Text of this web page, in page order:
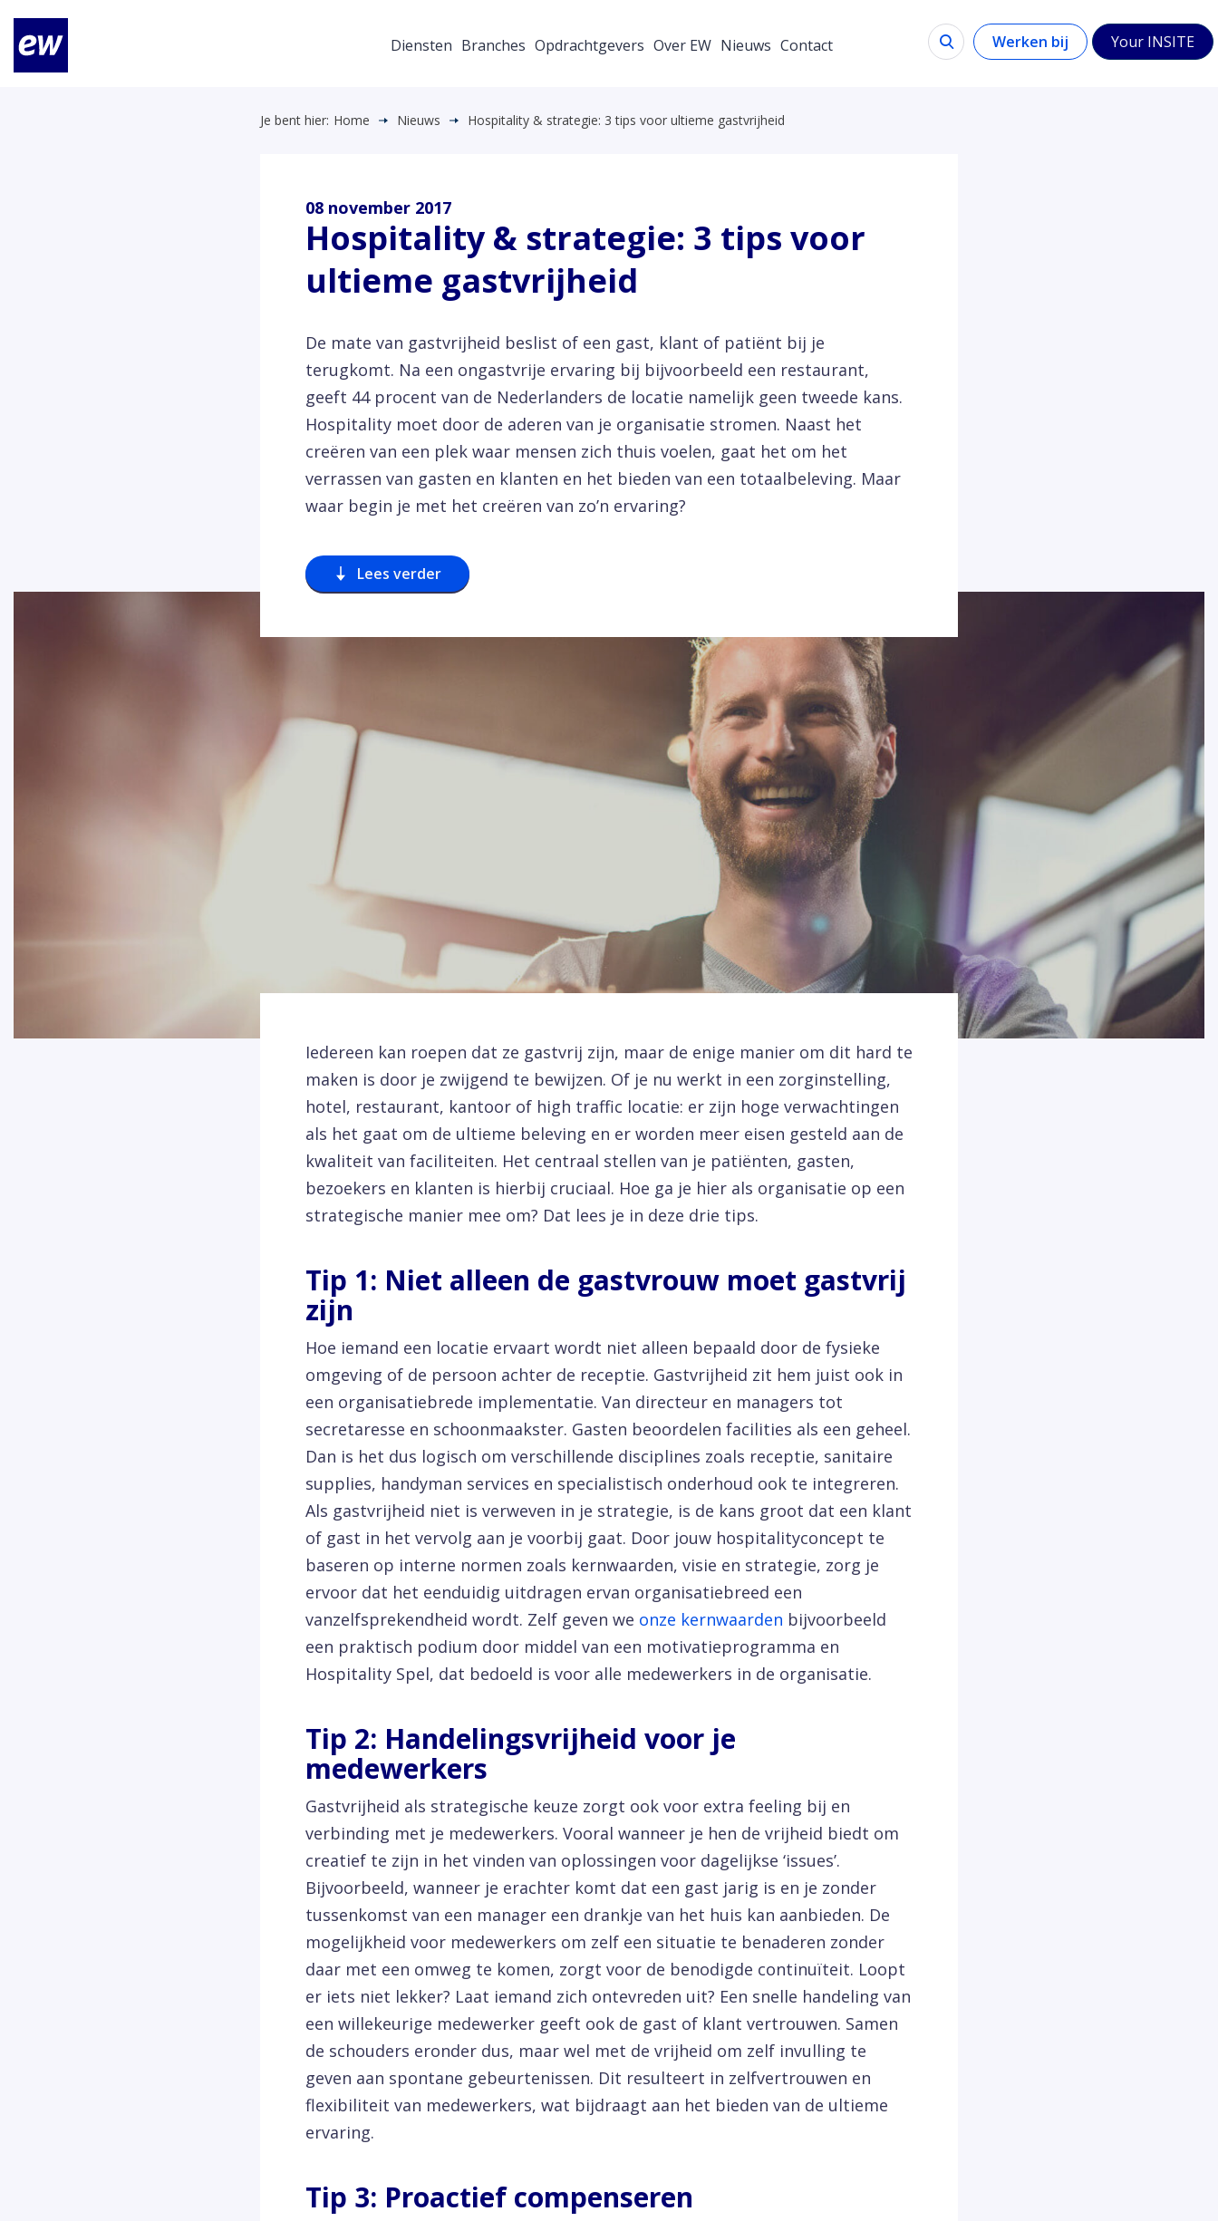
Diensten Branches Opdrachtgevers Over EW Nieuws Contact Werken bij Your INSITE
Je bent hier: Home Nieuws Hospitality & strategie: 3 tips voor ultieme gastvrijheid
08 november 2017
Hospitality & strategie: 3 tips voor
ultieme gastvrijheid
De mate van gastvrijheid beslist of een gast, klant of patiënt bij je
terugkomt. Na een ongastvrije ervaring bij bijvoorbeeld een restaurant,
geeft 44 procent van de Nederlanders de locatie namelijk geen tweede kans.
Hospitality moet door de aderen van je organisatie stromen. Naast het
creëren van een plek waar mensen zich thuis voelen, gaat het om het
verrassen van gasten en klanten en het bieden van een totaalbeleving. Maar
waar begin je met het creëren van zo’n ervaring?
Lees verder
Iedereen kan roepen dat ze gastvrij zijn, maar de enige manier om dit hard te
maken is door je zwijgend te bewijzen. Of je nu werkt in een zorginstelling,
hotel, restaurant, kantoor of high traffic locatie: er zijn hoge verwachtingen
als het gaat om de ultieme beleving en er worden meer eisen gesteld aan de
kwaliteit van faciliteiten. Het centraal stellen van je patiënten, gasten,
bezoekers en klanten is hierbij cruciaal. Hoe ga je hier als organisatie op een
strategische manier mee om? Dat lees je in deze drie tips.
Tip 1: Niet alleen de gastvrouw moet gastvrij
zijn
Hoe iemand een locatie ervaart wordt niet alleen bepaald door de fysieke
omgeving of de persoon achter de receptie. Gastvrijheid zit hem juist ook in
een organisatiebrede implementatie. Van directeur en managers tot
secretaresse en schoonmaakster. Gasten beoordelen facilities als een geheel.
Dan is het dus logisch om verschillende disciplines zoals receptie, sanitaire
supplies, handyman services en specialistisch onderhoud ook te integreren.
Als gastvrijheid niet is verweven in je strategie, is de kans groot dat een klant
of gast in het vervolg aan je voorbij gaat. Door jouw hospitalityconcept te
baseren op interne normen zoals kernwaarden, visie en strategie, zorg je
ervoor dat het eenduidig uitdragen ervan organisatiebreed een
vanzelfsprekendheid wordt. Zelf geven we onze kernwaarden bijvoorbeeld
een praktisch podium door middel van een motivatieprogramma en
Hospitality Spel, dat bedoeld is voor alle medewerkers in de organisatie.
Tip 2: Handelingsvrijheid voor je
medewerkers
Gastvrijheid als strategische keuze zorgt ook voor extra feeling bij en
verbinding met je medewerkers. Vooral wanneer je hen de vrijheid biedt om
creatief te zijn in het vinden van oplossingen voor dagelijkse ‘issues’.
Bijvoorbeeld, wanneer je erachter komt dat een gast jarig is en je zonder
tussenkomst van een manager een drankje van het huis kan aanbieden. De
mogelijkheid voor medewerkers om zelf een situatie te benaderen zonder
daar met een omweg te komen, zorgt voor de benodigde continuïteit. Loopt
er iets niet lekker? Laat iemand zich ontevreden uit? Een snelle handeling van
een willekeurige medewerker geeft ook de gast of klant vertrouwen. Samen
de schouders eronder dus, maar wel met de vrijheid om zelf invulling te
geven aan spontane gebeurtenissen. Dit resulteert in zelfvertrouwen en
flexibiliteit van medewerkers, wat bijdraagt aan het bieden van de ultieme
ervaring.
Tip 3: Proactief compenseren